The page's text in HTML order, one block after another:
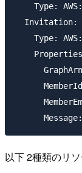
Type:
  Invitation:
Type:
以下 2種類のリ